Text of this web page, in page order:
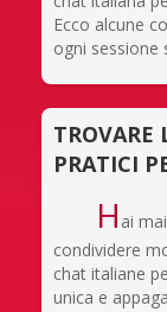
Ecco alcune
ogni sessione
TROVARE
PRATICI
H ai
condividere
chat italiane
unica e